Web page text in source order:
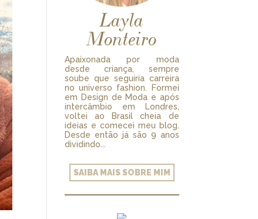
Layla
Monteiro
Apaixonada por moda
desde criança, sempre
soube que seguiria carreira
no universo fashion. Formei
em Design de Moda e após
intercâmbio em Londres,
voltei ao Brasil cheia de
ideias e comecei meu blog.
Desde então já são 9 anos
dividindo...
SAIBA MAIS SOBRE MIM